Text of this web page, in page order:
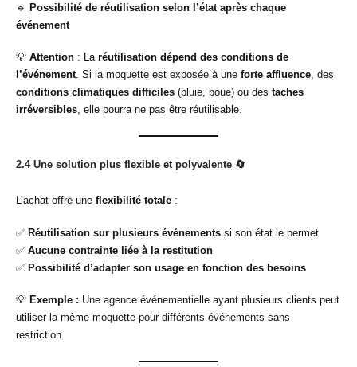
🔹 Possibilité de réutilisation selon l’état après chaque
événement
💡 Attention : La réutilisation dépend des conditions de
l’événement. Si la moquette est exposée à une forte affluence, des
conditions climatiques difficiles (pluie, boue) ou des taches
irréversibles, elle pourra ne pas être réutilisable.
2.4 Une solution plus flexible et polyvalente 🔄
L’achat offre une flexibilité totale :
✅ Réutilisation sur plusieurs événements si son état le permet
✅ Aucune contrainte liée à la restitution
✅ Possibilité d’adapter son usage en fonction des besoins
💡 Exemple : Une agence événementielle ayant plusieurs clients peut
utiliser la même moquette pour différents événements sans
restriction.